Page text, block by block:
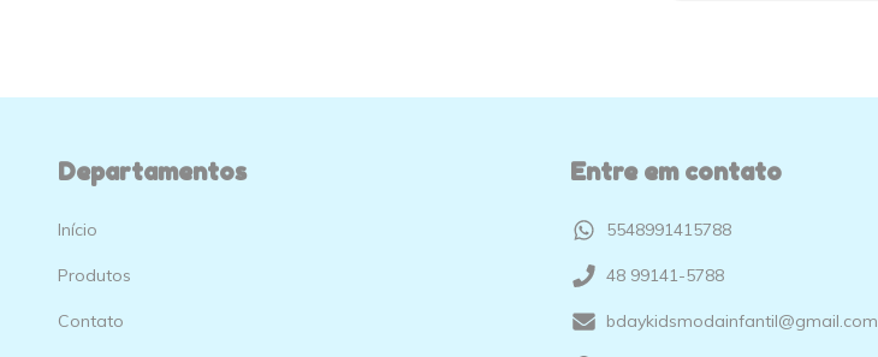
Departamentos
Início
Produtos
Contato
Entre em contato
5548991415788
48 99141-5788
bdaykidsmodainfantil@gmail.com